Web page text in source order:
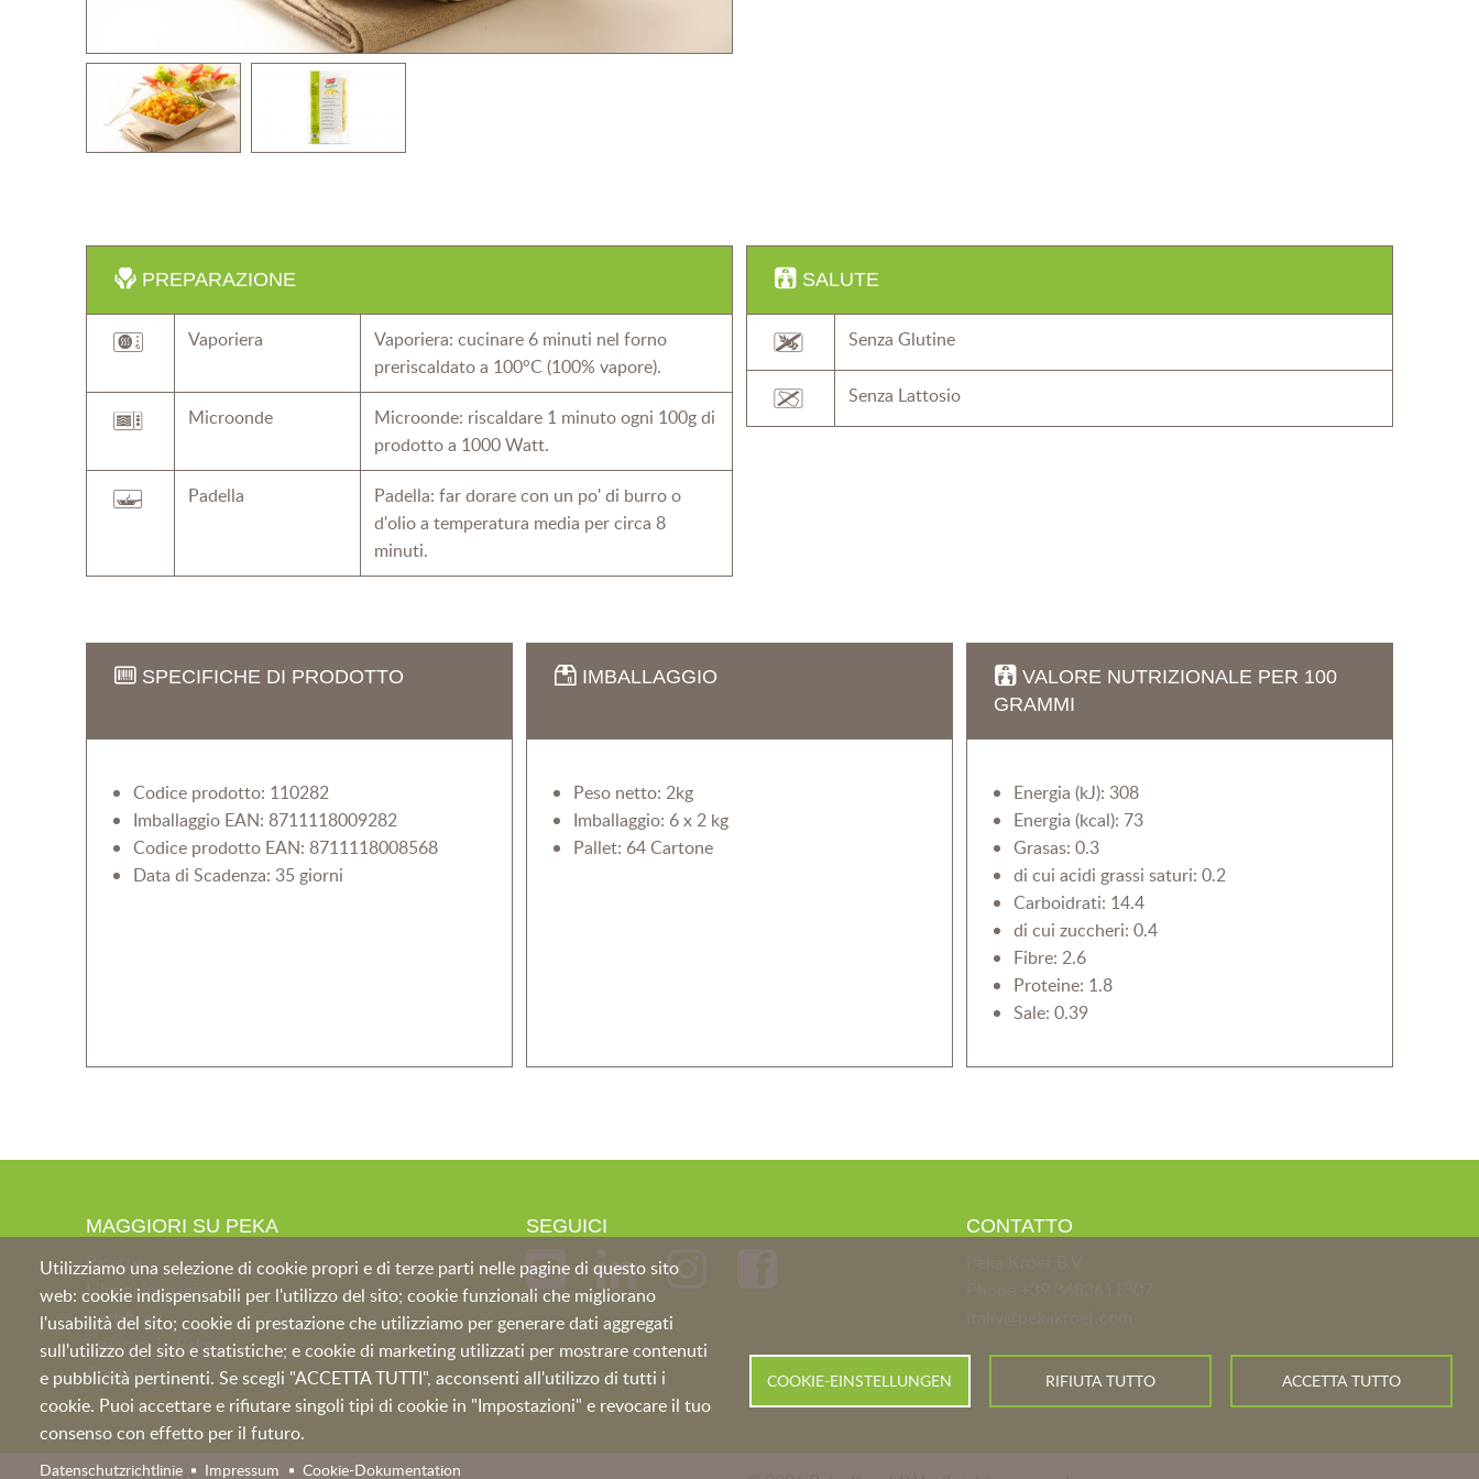
PREPARAZIONE
Vaporiera
Vaporiera: cucinare 6 minuti nel forno
preriscaldato a 100°C (100% vapore).
Microonde
Microonde: riscaldare 1 minuto ogni 100g di
prodotto a 1000 Watt.
Padella
Padella: far dorare con un po' di burro o
d'olio a temperatura media per circa 8
minuti.
SALUTE
Senza Glutine
Senza Lattosio
SPECIFICHE DI PRODOTTO
Codice prodotto: 110282
Imballaggio EAN: 8711118009282
Codice prodotto EAN: 8711118008568
Data di Scadenza: 35 giorni
IMBALLAGGIO
Peso netto: 2kg
Imballaggio: 6 x 2 kg
Pallet: 64 Cartone
VALORE NUTRIZIONALE PER 100
GRAMMI
Energia (kJ): 308
Energia (kcal): 73
Grasas: 0.3
di cui acidi grassi saturi: 0.2
Carboidrati: 14.4
di cui zuccheri: 0.4
Fibre: 2.6
Proteine: 1.8
Sale: 0.39
Utilizziamo una selezione di cookie propri e di terze parti nelle pagine di questo sito
web: cookie indispensabili per l'utilizzo del sito; cookie funzionali che migliorano
l'usabilità del sito; cookie di prestazione che utilizziamo per generare dati aggregati
sull'utilizzo del sito e statistiche; e cookie di marketing utilizzati per mostrare contenuti
e pubblicità pertinenti. Se scegli "ACCETTA TUTTI", acconsenti all'utilizzo di tutti i
cookie. Puoi accettare e rifiutare singoli tipi di cookie in "Impostazioni" e revocare il tuo
consenso con effetto per il futuro.
Datenschutzrichtlinie Impressum Cookie-Dokumentation
COOKIE-EINSTELLUNGEN RIFIUTA TUTTO ACCETTA TUTTO
MAGGIORI SU PEKA
Ricette
Film di immagine
Certificati
Lavorare in Peka
Contatto
SEGUICI CONTATTO